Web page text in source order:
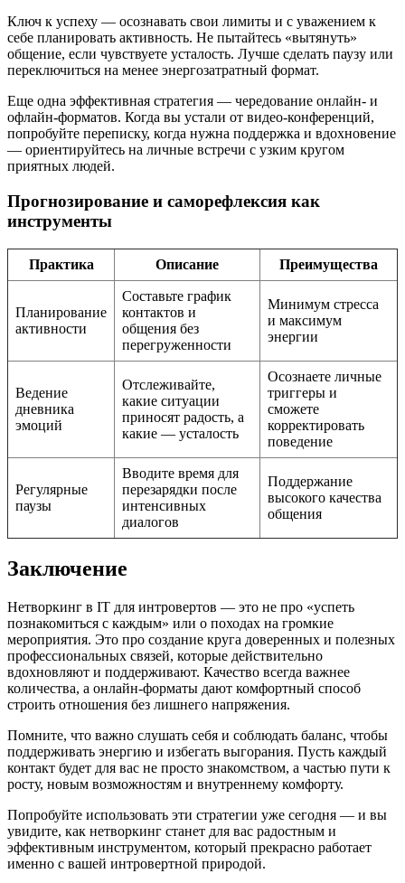
Ключ к успеху — осознавать свои лимиты и с уважением к
себе планировать активность. Не пытайтесь «вытянуть»
общение, если чувствуете усталость. Лучше сделать паузу или
переключиться на менее энергозатратный формат.
Еще одна эффективная стратегия — чередование онлайн- и
офлайн-форматов. Когда вы устали от видео-конференций,
попробуйте переписку, когда нужна поддержка и вдохновение
— ориентируйтесь на личные встречи с узким кругом
приятных людей.
Прогнозирование и саморефлексия как
инструменты
Практика Описание Преимущества
Планирование
активности
Составьте график
контактов и
общения без
перегруженности
Минимум стресса
и максимум
энергии
Ведение
дневника
эмоций
Отслеживайте,
какие ситуации
приносят радость, а
какие — усталость
Осознаете личные
триггеры и
сможете
корректировать
поведение
Регулярные
паузы
Вводите время для
перезарядки после
интенсивных
диалогов
Поддержание
высокого качества
общения
Заключение
Нетворкинг в IT для интровертов — это не про «успеть
познакомиться с каждым» или о походах на громкие
мероприятия. Это про создание круга доверенных и полезных
профессиональных связей, которые действительно
вдохновляют и поддерживают. Качество всегда важнее
количества, а онлайн-форматы дают комфортный способ
строить отношения без лишнего напряжения.
Помните, что важно слушать себя и соблюдать баланс, чтобы
поддерживать энергию и избегать выгорания. Пусть каждый
контакт будет для вас не просто знакомством, а частью пути к
росту, новым возможностям и внутреннему комфорту.
Попробуйте использовать эти стратегии уже сегодня — и вы
увидите, как нетворкинг станет для вас радостным и
эффективным инструментом, который прекрасно работает
именно с вашей интровертной природой.